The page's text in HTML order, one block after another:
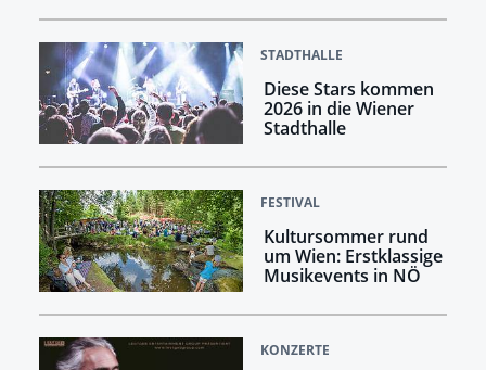
STADTHALLE
Diese Stars kommen
2026 in die Wiener
Stadthalle
FESTIVAL
Kultursommer rund
um Wien: Erstklassige
Musikevents in NÖ
KONZERTE